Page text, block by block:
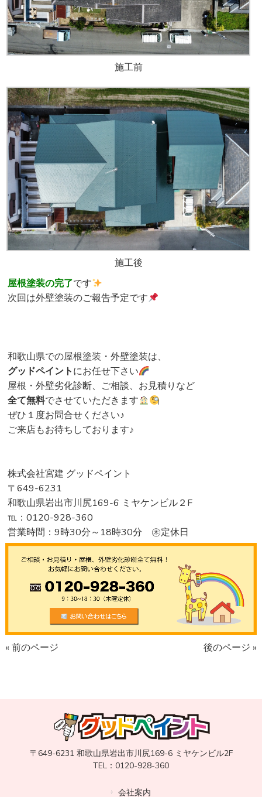
施工前
施工後
屋根塗装の完了です
次回は外壁塗装のご報告予定です
和歌山県での屋根塗装・外壁塗装は、
グッドペイントにお任せ下さい
屋根・外壁劣化診断、ご相談、お見積りなど
全て無料でさせていただきます
ぜひ１度お問合せください♪
ご来店もお待ちしております♪
株式会社宮建 グッドペイント
〒649-6231
和歌山県岩出市川尻169-6 ミヤケンビル２F
℡：0120-928-360
営業時間：9時30分～18時30分 ㊍定休日
« 前のページ 後のページ »
〒649-6231 和歌山県岩出市川尻169-6 ミヤケンビル2F
TEL：0120-928-360
会社案内